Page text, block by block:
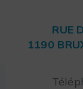
RUE
1190